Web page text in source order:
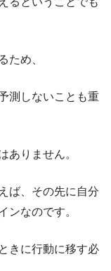
ため、
測しないことも重
ありません。
ば、その先に自分
ンなのです。
きに行動に移す必